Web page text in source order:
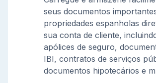
seus documentos
propriedades espanholas
sua conta de cliente,
apólices de seguro,
IBI, contratos de serviços
documentos hipotecários e